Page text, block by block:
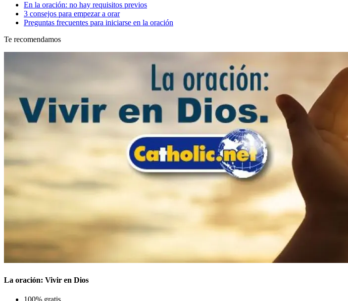
En la oración: no hay requisitos previos
3 consejos para empezar a orar
Preguntas frecuentes para iniciarse en la oración
Te recomendamos
La oración: Vivir en Dios
100% gratis